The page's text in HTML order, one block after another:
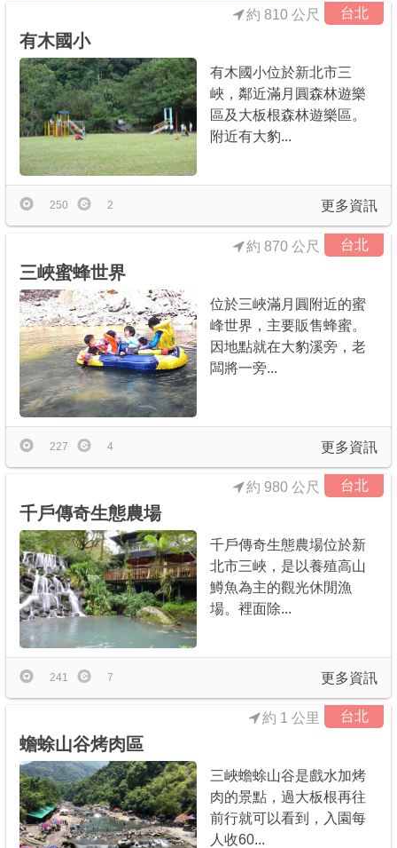
台北
有木國小
約 810 公尺
有木國小位於新北市三
峽，鄰近滿月圓森林遊樂
區及大板根森林遊樂區。
附近有大豹...
更多資訊
250 2
台北
三峽蜜蜂世界
約 870 公尺
位於三峽滿月圓附近的蜜
峰世界，主要販售蜂蜜。
因地點就在大豹溪旁，老
闆將一旁...
更多資訊
227 4
台北
千戶傳奇生態農場
約 980 公尺
千戶傳奇生態農場位於新
北市三峽，是以養殖高山
鱒魚為主的觀光休閒漁
場。裡面除...
更多資訊
241 7
台北
蟾蜍山谷烤肉區
約 1 公里
三峽蟾蜍山谷是戲水加烤
肉的景點，過大板根再往
前行就可以看到，入園每
人收60...